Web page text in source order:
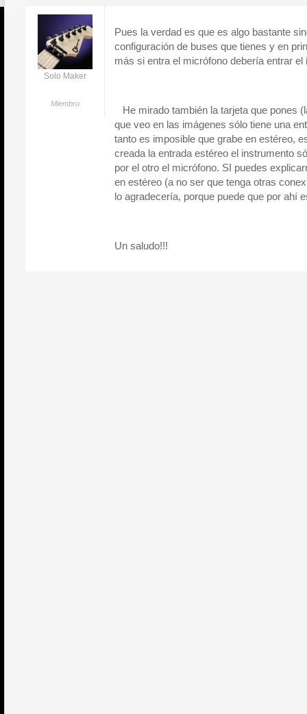
Solo Maker
Miembro
Pues la verdad es que es algo bastante
configuración de buses que tienes y en
más si entra el micrófono debería entrar
He mirado también la tarjeta que pones
que veo en las imágenes sólo tiene una
tanto es imposible que grabe en estéreo,
creada la entrada estéreo el instrumento
por el otro el micrófono. SI puedes
en estéreo (a no ser que tenga otras
lo agradecería, porque puede que por ahí
Un saludo!!!